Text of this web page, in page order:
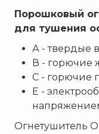
ЮНИТЕСТ
Ярпожинвест
Порошковый
для тушения
А - твердые
В - горючие
С - горючие
Е -
Огнетушитель